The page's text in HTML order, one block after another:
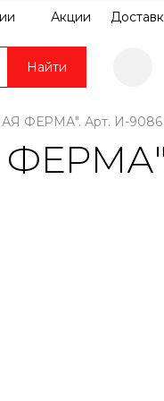
Акции
Найти
ФЕРМА". Арт. И-9086